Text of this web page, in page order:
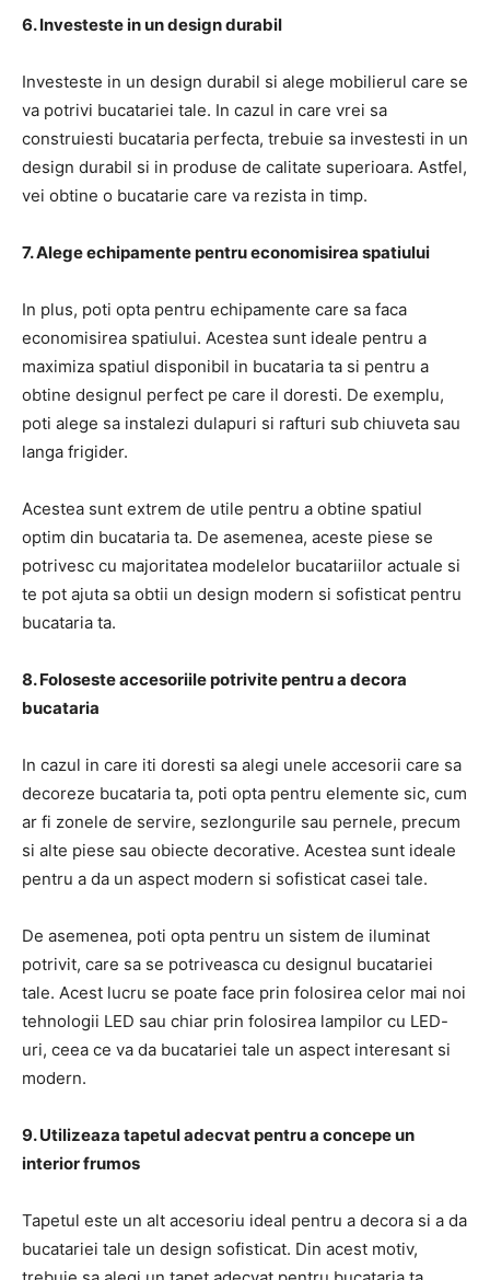
6. Investeste in un design durabil
Investeste in un design durabil si alege mobilierul care se
va potrivi bucatariei tale. In cazul in care vrei sa
construiesti bucataria perfecta, trebuie sa investesti in un
design durabil si in produse de calitate superioara. Astfel,
vei obtine o bucatarie care va rezista in timp.
7. Alege echipamente pentru economisirea spatiului
In plus, poti opta pentru echipamente care sa faca
economisirea spatiului. Acestea sunt ideale pentru a
maximiza spatiul disponibil in bucataria ta si pentru a
obtine designul perfect pe care il doresti. De exemplu,
poti alege sa instalezi dulapuri si rafturi sub chiuveta sau
langa frigider.
Acestea sunt extrem de utile pentru a obtine spatiul
optim din bucataria ta. De asemenea, aceste piese se
potrivesc cu majoritatea modelelor bucatariilor actuale si
te pot ajuta sa obtii un design modern si sofisticat pentru
bucataria ta.
8. Foloseste accesoriile potrivite pentru a decora
bucataria
In cazul in care iti doresti sa alegi unele accesorii care sa
decoreze bucataria ta, poti opta pentru elemente sic, cum
ar fi zonele de servire, sezlongurile sau pernele, precum
si alte piese sau obiecte decorative. Acestea sunt ideale
pentru a da un aspect modern si sofisticat casei tale.
De asemenea, poti opta pentru un sistem de iluminat
potrivit, care sa se potriveasca cu designul bucatariei
tale. Acest lucru se poate face prin folosirea celor mai noi
tehnologii LED sau chiar prin folosirea lampilor cu LED-
uri, ceea ce va da bucatariei tale un aspect interesant si
modern.
9. Utilizeaza tapetul adecvat pentru a concepe un
interior frumos
Tapetul este un alt accesoriu ideal pentru a decora si a da
bucatariei tale un design sofisticat. Din acest motiv,